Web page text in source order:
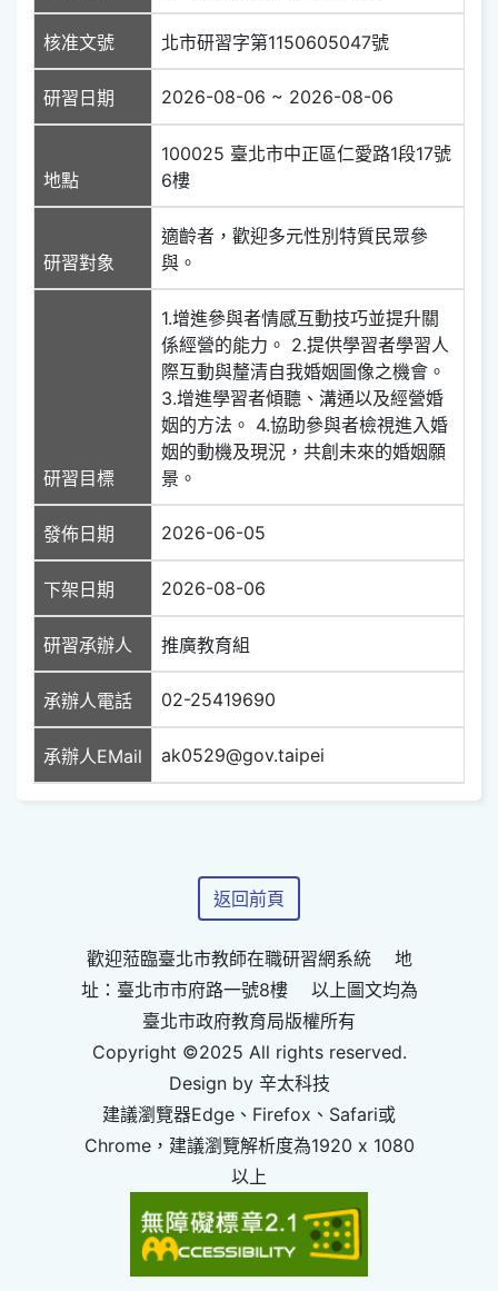
核准文號 北市研習字第1150605047號
研習日期 2026-08-06 ~ 2026-08-06
地點
100025 臺北市中正區仁愛路1段17號
6樓
研習對象
適齡者，歡迎多元性別特質民眾參
與。
研習目標
1.增進參與者情感互動技巧並提升關
係經營的能力。 2.提供學習者學習人
際互動與釐清自我婚姻圖像之機會。
3.增進學習者傾聽、溝通以及經營婚
姻的方法。 4.協助參與者檢視進入婚
姻的動機及現況，共創未來的婚姻願
景。
發佈日期 2026-06-05
下架日期 2026-08-06
研習承辦人 推廣教育組
承辦人電話 02-25419690
承辦人EMail ak0529@gov.taipei
返回前頁
歡迎蒞臨臺北市教師在職研習網系統 地
址：臺北市市府路一號8樓 以上圖文均為
臺北市政府教育局版權所有
Copyright ©2025 All rights reserved.
Design by 辛太科技
建議瀏覽器Edge、Firefox、Safari或
Chrome，建議瀏覽解析度為1920 x 1080
以上